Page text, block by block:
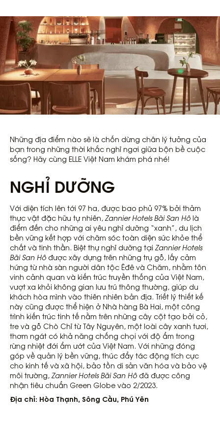
Những địa điểm nào sẽ là chốn dừng chân lý tưởng của
bạn trong những thời khắc nghỉ ngơi giữa bộn bề cuộc
sống? Hãy cùng ELLE Việt Nam khám phá nhé!
NGHỈ DƯỠNG
Với diện tích lên tới 97 ha, được bao phủ 97% bởi thảm
thực vật đặc hữu tự nhiên, Zannier Hotels Bãi San Hô là
điểm đến cho những ai yêu nghỉ dưỡng “xanh”, du lịch
bền vững kết hợp với chăm sóc toàn diện sức khỏe thể
chất và tinh thần. Biệt thự nghỉ dưỡng tại Zannier Hotels
Bãi San Hô được xây dựng trên những trụ gỗ, lấy cảm
hứng từ nhà sàn người dân tộc Êđê và Chăm, nhằm tôn
vinh cảnh quan và kiến trúc truyền thống của Việt Nam,
vượt xa khỏi không gian lưu trú thông thường, giúp du
khách hòa mình vào thiên nhiên bản địa. Triết lý thiết kế
này cũng được thể hiện ở Nhà hàng Bà Hai, một công
trình kiến trúc tinh tế nằm trên những cây cột tạo bởi cỏ,
tre và gỗ Chò Chỉ từ Tây Nguyên, một loài cây xanh tươi,
thơm ngát có khả năng chống chọi với độ ẩm trong
rừng nhiệt đới ẩm ướt của Việt Nam. Với những đóng
góp về quản lý bền vững, thúc đẩy tác động tích cực
cho kinh tế và xã hội, bảo tồn di sản văn hóa và bảo vệ
môi trường, Zannier Hotels Bãi San Hô đã được công
nhận tiêu chuẩn Green Globe vào 2/2023.
Địa chỉ: Hòa Thạnh, Sông Cầu, Phú Yên